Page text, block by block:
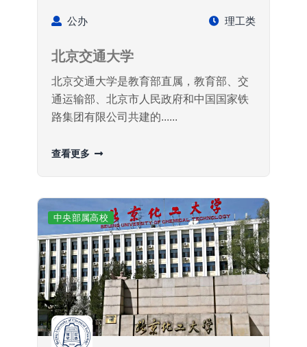
公办 理工类
北京交通大学
北京交通大学是教育部直属，教育部、交
通运输部、北京市人民政府和中国国家铁
路集团有限公司共建的......
查看更多
中央部属高校